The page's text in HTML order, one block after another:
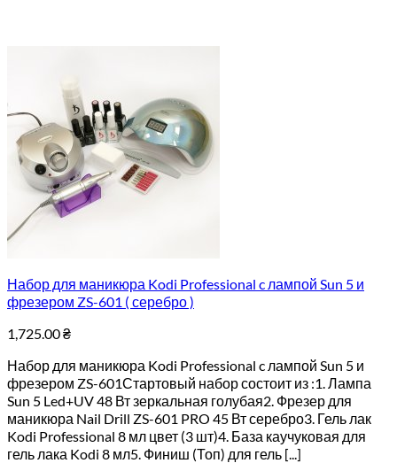
Набор для маникюра Kodi Professional c лампой Sun 5 и
фрезером ZS-601 ( серебро )
1,725.00₴
Набор для маникюра Kodi Professional c лампой Sun 5 и
фрезером ZS-601Стартовый набор состоит из :1. Лампа
Sun 5 Led+UV 48 Вт зеркальная голубая2. Фрезер для
маникюра Nail Drill ZS-601 PRO 45 Вт серебро3. Гель лак
Kodi Professional 8 мл цвет (3 шт)4. База каучуковая для
гель лака Kodi 8 мл5. Финиш (Топ) для гель [...]